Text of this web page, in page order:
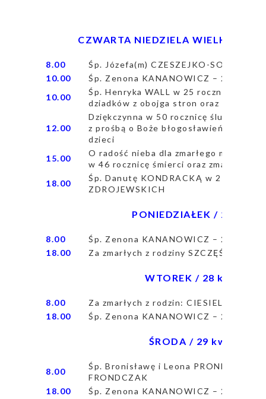
CZWARTA NIEDZIELA
8.00
Śp. Józefa(m) CZESZEJKO-
10.00
Śp. Zenona KANANOWICZ – 22 msza
10.00
Śp. Henryka WALL w 25 rocznicę
dziadków z obojga stron oraz siostrę
12.00
Dziękczynna w 50 rocznicę ślubu
z prośbą o Boże błogosławieństwo,
dzieci
15.00
O radość nieba dla zmarłego męża
w 46 rocznicę śmierci oraz zmarłych z
18.00
Śp. Danutę KONDRACKĄ w 2
ZDROJEWSKICH
PONIEDZIAŁEK / 27
8.00
Śp. Zenona KANANOWICZ – 23 msza
18.00
Za zmarłych z rodziny
WTOREK / 28
8.00
Za zmarłych z rodzin: CIESIELSKICH,
18.00
Śp. Zenona KANANOWICZ – 24 msza
ŚRODA / 29 kwiecień
8.00
Śp. Bronisławę i Leona
FRONDCZAK
18.00
Śp. Zenona KANANOWICZ – 25 msza